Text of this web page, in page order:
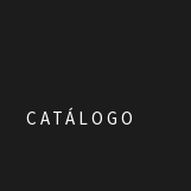
CATÁLOGO